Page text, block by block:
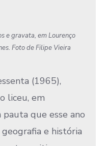
e gravata, em Lourenço
Foto de Filipe Vieira
(1965),
liceu, em
pauta que esse ano
e história